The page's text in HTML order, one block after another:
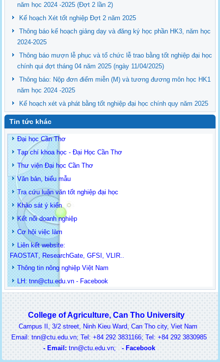
năm học 2024 -2025 (Đợt 2 lần 2)
Kế hoạch Xét tốt nghiệp Đợt 2 năm 2025
Thông báo kế hoạch giảng dạy và đăng ký học phần HK3, năm học
2024-2025
Thông báo mượn lễ phục và tổ chức lễ trao bằng tốt nghiệp đại học
chính qui đợt tháng 04 năm 2025 (ngày 11/04/2025)
Thông báo: Nộp đơn điểm miễn (M) và tương đương môn học HK1
năm học 2024 -2025
Kế hoạch xét và phát bằng tốt nghiệp đại học chính quy năm 2025
Tin tức khác
Đại học Cần Thơ
Tạp chí khoa học - Đại Học Cần Thơ
Thư viện Đại học Cần Thơ
Văn bản, biểu mẫu
Tra cứu luận văn tốt nghiệp đại học
Khảo sát ý kiến
Kết nối doanh nghiệp
Cơ hội việc làm
Liên kết website:
FAOSTAT ResearchGate ,GFSI ,VLIR
Thông tin nông nghiệp Việt Nam
LH: tnn@ctu.edu.vn - Facebook
College of Agriculture, Can Tho University
II, 3/2 street, Ninh Kieu Ward, Can Tho city, Viet Nam
tnn@ctu.edu.vn; Tel: +84 292 3831166; Tel: +84 292 3830985
-Email: tnn@ctu.edu.vn;-Facebook